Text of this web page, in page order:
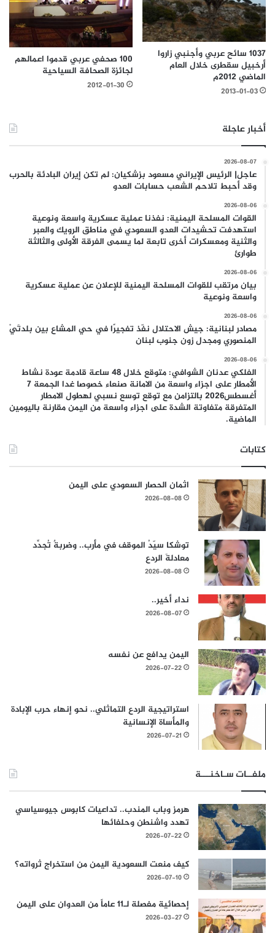
1037 سائح عربي وأجنبي زاروا
أرخبيل سقطرى خلال العام
الماضي 2012م
2013-01-03
100 صحفي عربي قدموا اعمالهم
لجائزة الصحافة السياحية
2012-01-30
أخبار عاجلة
2026-08-07
عاجل| الرئيس الإيراني مسعود بزشكيان: لم تكن إيران البادئة بالحرب
وقد أحبط تلاحم الشعب حسابات العدو
2026-08-06
القوات المسلحة اليمنية: نفذنا عملية عسكرية واسعة ونوعية
استهدفت تحشيدات العدو السعودي في مناطق الرويك والعبر
والثنية ومعسكرات أخرى تابعة لما يسمى الفرقة الأولى والثالثة
طوارئ
2026-08-06
بيان مرتقب للقوات المسلحة اليمنية للإعلان عن عملية عسكرية
واسعة ونوعية
2026-08-06
مصادر لبنانية: جيش الاحتلال نفّذ تفجيرًا في حي المشاع بين بلدتَيْ
المنصوري ومجدل زون جنوب لبنان
2026-08-06
الفلكي عدنان الشوافي: متوقع خلال 48 ساعة قادمة عودة نشاط
الأمطار على اجزاء واسعة من الامانة صنعاء خصوصا غدا الجمعة 7
أغسطس2026 بالتزامن مع توقع توسع نسبي لهطول الامطار
المتفرقة متفاوتة الشدة على اجزاء واسعة من اليمن مقارنة باليومين
الماضية.
كتابات
اثمان الحصار السعودي على اليمن
2026-08-08
توشكا سيّدُ الموقف في مأرب.. وضربةٌ تُجدِّد
معادلةَ الردع
2026-08-08
نداء أخير..
2026-08-07
اليمن يدافع عن نفسه
2026-07-22
استراتيجية الردع التماثلي.. نحو إنهاء حرب الإبادة
والمأساة الإنسانية
2026-07-21
ملفــات سـاخنـــة
هرمز وباب المندب.. تداعيات كابوس جيوسياسي
تهدد واشنطن وحلفائها
2026-07-22
كيف منعت السعودية اليمن من استخراج ثرواته؟
2026-07-10
إحصائية مفصلة لـ11 عاماً من العدوان على اليمن
2026-03-27